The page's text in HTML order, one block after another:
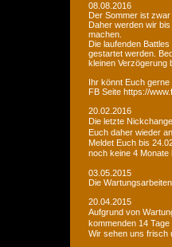
08.08.2016
Der Sommer ist
Daher werden wir
machen.
Die laufenden
gestartet werden.
kleinen Verzögerung
Ihr könnt Euch
FB Seite https://
20.02.2016
Die letzte
Euch daher wieder
Meldet Euch bis
noch keine 4
03.05.2015
Die
20.04.2015
Aufgrund von
kommenden 14
Wir sehen uns frisch